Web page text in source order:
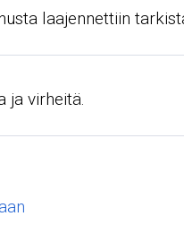
laajennettiin
ja virheitä.